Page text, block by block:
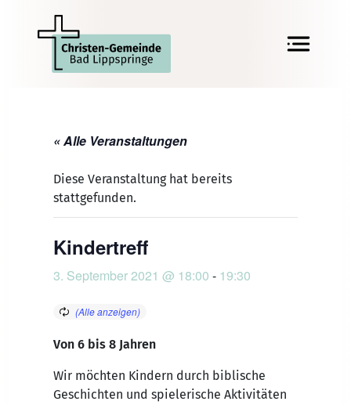
« Alle Veranstaltungen
Diese Veranstaltung hat bereits
stattgefunden.
Kindertreff
3. September 2021 @ 18:00 - 19:30
Von 6 bis 8 Jahren
Wir möchten Kindern durch biblische
Geschichten und spielerische Aktivitäten